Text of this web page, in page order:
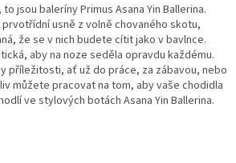
jsou baleríny Primus Asana Yin Ballerina.
usně z volně chovaného skotu,
že se v nich budete cítit jako v bavlnce.
aby na noze seděla opravdu každému.
příležitosti, ať už do práce, za zábavou, nebo
můžete pracovat na tom, aby vaše chodidla
ve stylových botách Asana Yin Ballerina.